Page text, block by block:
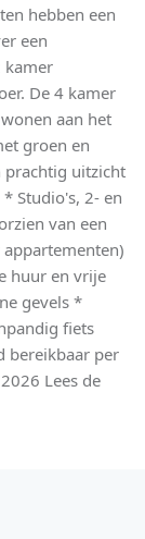
hebben een
een
kamer
De 4 kamer
aan het
groen en
prachtig uitzicht
Studio's, 2- en
van een
huur en vrije
gevels *
fiets
bereikbaar per
Lees de